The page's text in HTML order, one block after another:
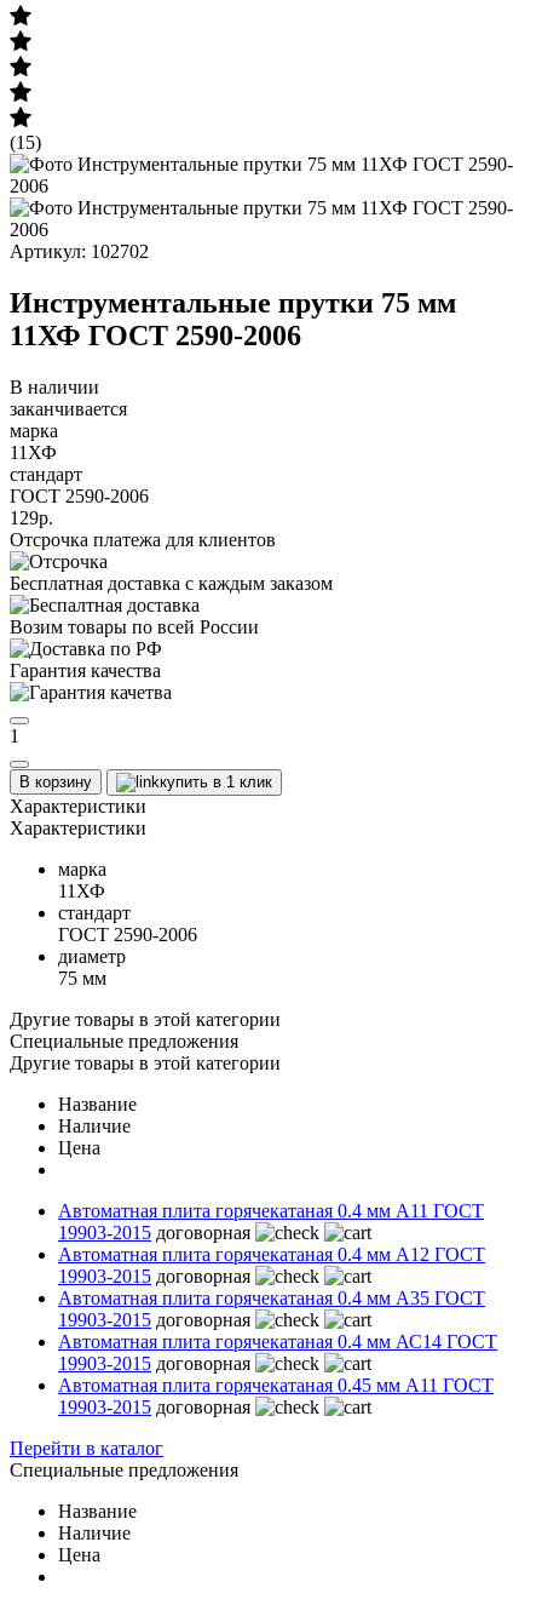
(15)
Артикул: 102702
Инструментальные прутки 75 мм
11ХФ ГОСТ 2590-2006
В наличии
заканчивается
марка
11ХФ
стандарт
ГОСТ 2590-2006
129р.
Отсрочка платежа для клиентов
Бесплатная доставка с каждым заказом
Возим товары по всей России
Гарантия качества
1
В корзину купить в 1 клик
Характеристики
Характеристики
марка
11ХФ
стандарт
ГОСТ 2590-2006
диаметр
75 мм
Другие товары в этой категории
Специальные предложения
Другие товары в этой категории
Название
Наличие
Цена
Автоматная плита горячекатаная 0.4 мм А11 ГОСТ
19903-2015 договорная
Автоматная плита горячекатаная 0.4 мм А12 ГОСТ
19903-2015 договорная
Автоматная плита горячекатаная 0.4 мм А35 ГОСТ
19903-2015 договорная
Автоматная плита горячекатаная 0.4 мм АС14 ГОСТ
19903-2015 договорная
Автоматная плита горячекатаная 0.45 мм А11 ГОСТ
19903-2015 договорная
Перейти в каталог
Специальные предложения
Название
Наличие
Цена